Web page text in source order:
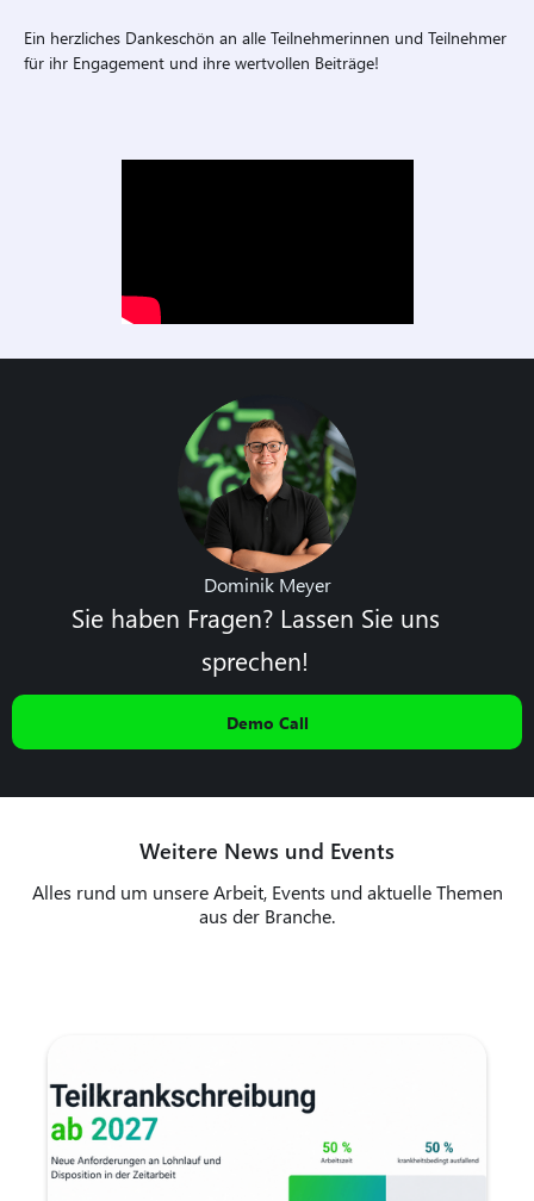
Ein herzliches Dankeschön an alle Teilnehmerinnen und Teilnehmer
für ihr Engagement und ihre wertvollen Beiträge!
Dominik Meyer
Sie haben Fragen? Lassen Sie uns
sprechen!
Demo Call
Weitere News und Events
Alles rund um unsere Arbeit, Events und aktuelle Themen
aus der Branche.